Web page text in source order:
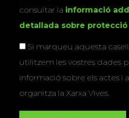
consultar la informació
detallada sobre
Si marqueu aquesta
utilitzem les vostres dades
informació sobre els actes i
organitza la Xarxa Vives.